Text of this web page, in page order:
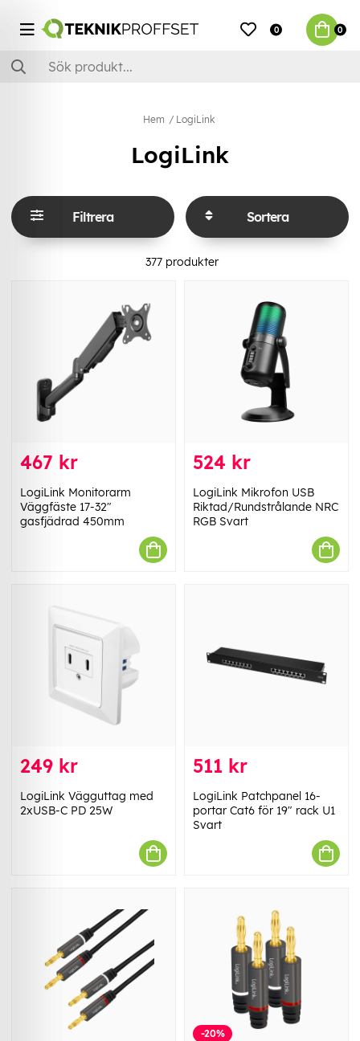
0 0
Hem LogiLink
LogiLink
Filtrera Sortera
377produkter
467 kr
LogiLink Monitorarm
Väggfäste 17-32"
gasfjädrad 450mm
524 kr
LogiLink Mikrofon USB
Riktad/Rundstrålande NRC
RGB Svart
249 kr
LogiLink Vägguttag med
2xUSB-C PD 25W
511 kr
LogiLink Patchpanel 16-
portar Cat6 för 19" rack U1
Svart
-20%